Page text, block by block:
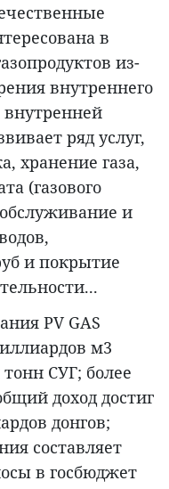
в
из-
внутреннего
внутренней
ряд услуг,
хранение газа,
(газового
и
и покрытие
PV GAS
м3
тонн СУГ; более
доход достиг
донгов;
составляет
в госбюджет